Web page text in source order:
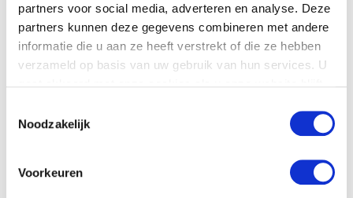
partners voor social media, adverteren en analyse. Deze
partners kunnen deze gegevens combineren met andere
informatie die u aan ze heeft verstrekt of die ze hebben
verzameld op basis van uw gebruik van hun services. U
Noodzakelijk
Voorkeuren